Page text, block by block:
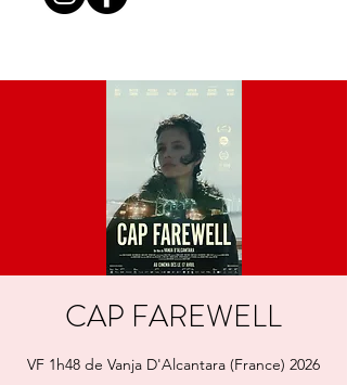
CAP FAREWELL
VF 1h48 de Vanja D'Alcantara (France) 2026